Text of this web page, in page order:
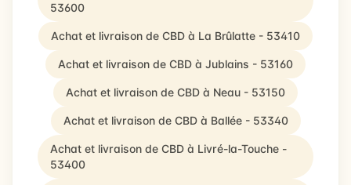
53600
Achat et livraison de CBD à La Brûlatte - 53410
Achat et livraison de CBD à Jublains - 53160
Achat et livraison de CBD à Neau - 53150
Achat et livraison de CBD à Ballée - 53340
Achat et livraison de CBD à Livré-la-Touche -
53400